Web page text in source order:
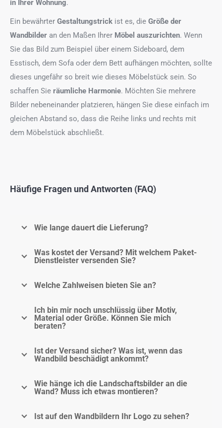
in Ihrer Wohnung.
Ein bewährter Gestaltungstrick ist es, die Größe der
Wandbilder an den Maßen Ihrer Möbel auszurichten. Wenn
Sie das Bild zum Beispiel über einem Sideboard, dem
Esstisch, dem Sofa oder dem Bett aufhängen möchten, sollte
dieses ungefähr so breit wie dieses Möbelstück sein. So
schaffen Sie räumliche Harmonie. Möchten Sie mehrere
Bilder nebeneinander platzieren, hängen Sie diese einfach im
gleichen Abstand so, dass die Reihe links und rechts mit
dem Möbelstück abschließt.
Häufige Fragen und Antworten (FAQ)
Wie lange dauert die Lieferung?
Was kostet der Versand? Mit welchem Paket-
Dienstleister versenden Sie?
Welche Zahlweisen bieten Sie an?
Ich bin mir noch unschlüssig über Motiv,
Material oder Größe. Können Sie mich
beraten?
Ist der Versand sicher? Was ist, wenn das
Wandbild beschädigt ankommt?
Wie hänge ich die Landschaftsbilder an die
Wand? Muss ich etwas montieren?
Ist auf den Wandbildern Ihr Logo zu sehen?